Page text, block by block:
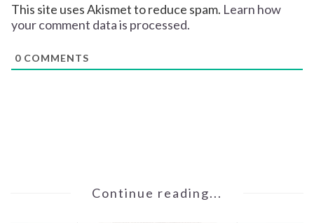
This site uses Akismet to reduce spam. Learn how
your comment data is processed.
0 COMMENTS
Continue reading...